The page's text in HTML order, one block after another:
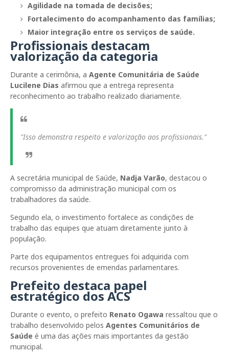
Agilidade na tomada de decisões;
Fortalecimento do acompanhamento das famílias;
Maior integração entre os serviços de saúde.
Profissionais destacam
valorização da categoria
Durante a cerimônia, a Agente Comunitária de Saúde
Lucilene Dias afirmou que a entrega representa
reconhecimento ao trabalho realizado diariamente.
"Isso demonstra respeito e valorização aos profissionais."
A secretária municipal de Saúde, Nadja Varão, destacou o
compromisso da administração municipal com os
trabalhadores da saúde.
Segundo ela, o investimento fortalece as condições de
trabalho das equipes que atuam diretamente junto à
população.
Parte dos equipamentos entregues foi adquirida com
recursos provenientes de emendas parlamentares.
Prefeito destaca papel
estratégico dos ACS
Durante o evento, o prefeito Renato Ogawa ressaltou que o
trabalho desenvolvido pelos Agentes Comunitários de
Saúde é uma das ações mais importantes da gestão
municipal.